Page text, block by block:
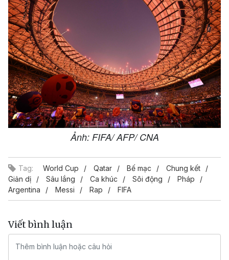
Ảnh: FIFA/ AFP/ CNA
Tag: World Cup Qatar Bế mạc
Chung kết
Giản dị
Sâu lắng Ca khúc Sôi động
Pháp
Argentina
Messi Rap FIFA
Viết bình luận